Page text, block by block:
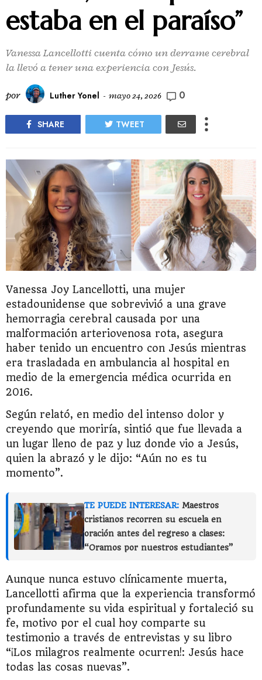
estaba en el paraíso”
Vanessa Lancellotti cuenta cómo un derrame cerebral
la llevó a tener una experiencia con Jesús.
por Luther Yonel - mayo 24, 2026 0
SHARE TWEET
Vanessa Joy Lancellotti, una mujer
estadounidense que sobrevivió a una grave
hemorragia cerebral causada por una
malformación arteriovenosa rota, asegura
haber tenido un encuentro con Jesús mientras
era trasladada en ambulancia al hospital en
medio de la emergencia médica ocurrida en
2016.
Según relató, en medio del intenso dolor y
creyendo que moriría, sintió que fue llevada a
un lugar lleno de paz y luz donde vio a Jesús,
quien la abrazó y le dijo: “Aún no es tu
momento”.
TE PUEDE INTERESAR: Maestros
cristianos recorren su escuela en
oración antes del regreso a clases:
“Oramos por nuestros estudiantes”
Aunque nunca estuvo clínicamente muerta,
Lancellotti afirma que la experiencia transformó
profundamente su vida espiritual y fortaleció su
fe, motivo por el cual hoy comparte su
testimonio a través de entrevistas y su libro
“¡Los milagros realmente ocurren!: Jesús hace
todas las cosas nuevas”.